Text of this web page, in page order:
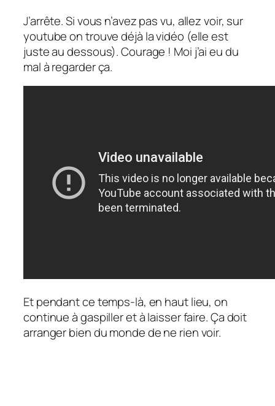
J’arrête. Si vous n’avez pas vu, allez voir, sur
youtube on trouve déjà la vidéo (elle est
juste au dessous). Courage ! Moi j’ai eu du
mal à regarder ça.
Et pendant ce temps-là, en haut lieu, on
continue à gaspiller et à laisser faire. Ça doit
arranger bien du monde de ne rien voir.